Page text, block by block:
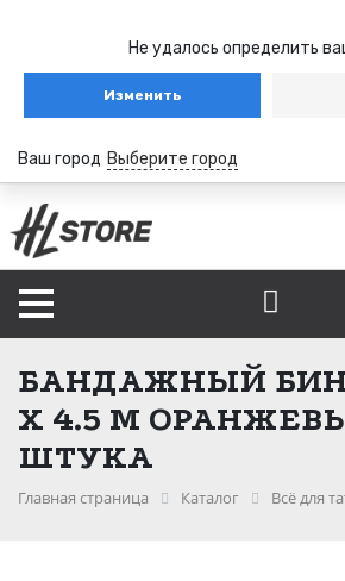
Не удалось определить
Изменить
Ваш город Выберите город
БАНДАЖНЫЙ
Х 4.5 М
ШТУКА
Главная страница Каталог Всё для